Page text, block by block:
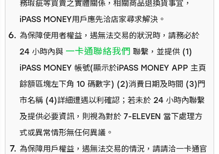
務瑕疵等買賣之實體關係，相關商品退換貨事宜，
iPASS MONEY用戶應先洽店家尋求解決。
為保障使用者權益，遇無法交易的狀況時，請務必於
24 小時內與 一卡通聯絡我們 聯繫，並提供 (1)
iPASS MONEY 帳號(顯示於iPASS MONEY APP 主頁
餘額區塊左下角 10 碼數字) (2)消費日期及時間 (3)門
市名稱 (4)詳細遭遇以利確認；若未於 24 小時內聯繫
及提供必要資訊，則視為對於 7-ELEVEN 當下處理方
式或異常情形無任何異議。
為保障用戶權益，遇無法交易的情況，請請洽一卡通官